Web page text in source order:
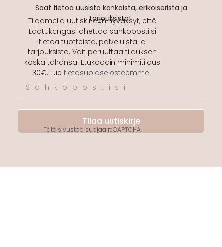
Saat tietoa uusista kankaista, erikoiseristä ja
tarjouksista!
Tilaamalla uutiskirjeen hyväksyt, että
Laatukangas lähettää sähköpostiisi
tietoa tuotteista, palveluista ja
tarjouksista. Voit peruuttaa tilauksen
koska tahansa. Etukoodin minimitilaus
30€. Lue tietosuojaselosteemme.
Tilaa uutiskirje
Tätä sivustoa suojaa reCAPTCHA.